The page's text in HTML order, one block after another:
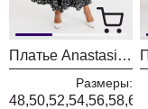
Платье Anastasia 1237-3 черный
Размеры:
48,50,52,54,56,58,60